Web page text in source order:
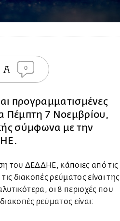
0
προγραμματισμένες
Πέμπτη 7 Νοεμβρίου,
σύμφωνα με την
του ΔΕΔΔΗΕ, κάποιες από τις
διακοπές ρεύματος είναι της
οι 8 περιοχές που
ρεύματος είναι: